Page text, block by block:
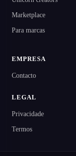
Marketplace
Para marcas
EMPRESA
Contacto
LEGAL
Privacidade
Termos